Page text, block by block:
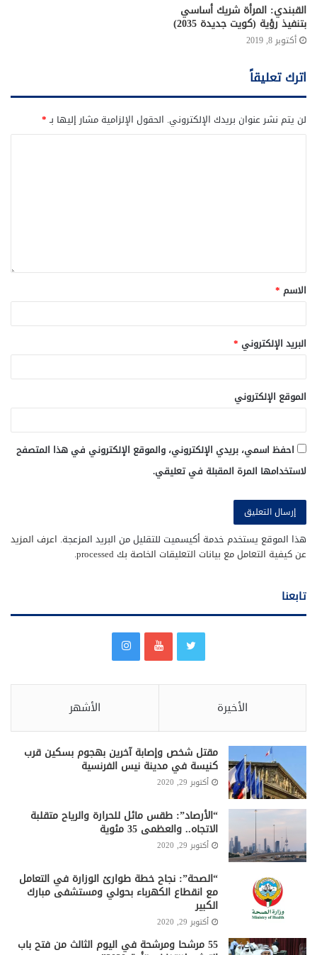
القبندي: المرأة شريك أساسي
بتنفيذ رؤية (كويت جديدة 2035)
أكتوبر 8, 2019
اترك تعليقاً
لن يتم نشر عنوان بريدك الإلكتروني. الحقول الإلزامية مشار إليها بـ*
الاسم *
البريد الإلكتروني *
الموقع الإلكتروني
احفظ اسمي، بريدي الإلكتروني، والموقع الإلكتروني في هذا المتصفح
لاستخدامها المرة المقبلة في تعليقي.
هذا الموقع يستخدم خدمة أكيسميت للتقليل من البريد المزعجة. اعرف المزيد
عن كيفية التعامل مع بيانات التعليقات الخاصة بك processed
.
تابعنا
الأخيرة الأشهر
مقتل شخص وإصابة آخرين بهجوم بسكين قرب
كنيسة في مدينة نيس الفرنسية
أكتوبر 29, 2020
“الأرصاد”: طقس مائل للحرارة والرياح متقلبة
الاتجاه.. والعظمى 35 مئوية
أكتوبر 29, 2020
“الصحة”: نجاح خطة طوارئ الوزارة في التعامل
مع انقطاع الكهرباء بحولي ومستشفى مبارك
الكبير
أكتوبر 29, 2020
55 مرشحا ومرشحة في اليوم الثالث من فتح باب